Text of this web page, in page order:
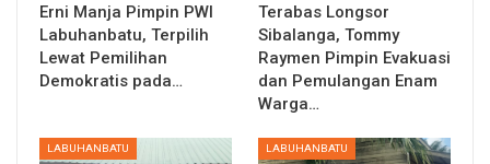
Erni Manja Pimpin PWI
Labuhanbatu, Terpilih
Lewat Pemilihan
Demokratis pada…
Terabas Longsor
Sibalanga, Tommy
Raymen Pimpin Evakuasi
dan Pemulangan Enam
Warga…
LABUHANBATU LABUHANBATU